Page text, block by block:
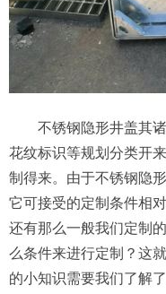
不锈钢隐形井盖其
花纹标识等规划分类开
制得来。由于不锈钢隐
它可接受的定制条件相
还有那么一般我们定制
么条件来进行定制？这
的小知识需要我们了解了